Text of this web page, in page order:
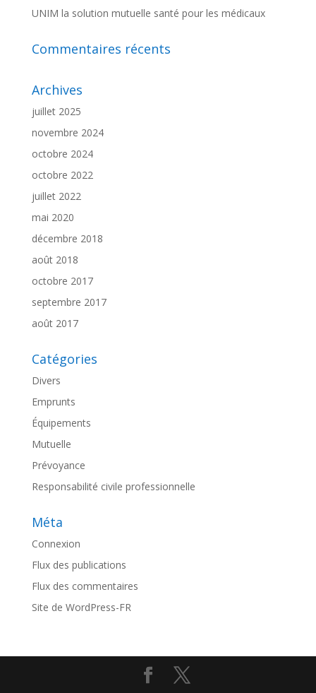
UNIM la solution mutuelle santé pour les médicaux
Commentaires récents
Archives
juillet 2025
novembre 2024
octobre 2024
octobre 2022
juillet 2022
mai 2020
décembre 2018
août 2018
octobre 2017
septembre 2017
août 2017
Catégories
Divers
Emprunts
Équipements
Mutuelle
Prévoyance
Responsabilité civile professionnelle
Méta
Connexion
Flux des publications
Flux des commentaires
Site de WordPress-FR